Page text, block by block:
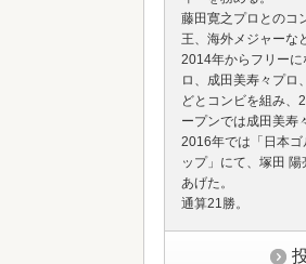
藤田寛之プロとのコ
王、海外メジャーな
2014年からフリー
ロ、成田美寿々プロ
どとコンビを組み、
ープンでは成田美寿
2016年では「日本ゴ
ップ」にて、塚田
あげた。
通算21勝。